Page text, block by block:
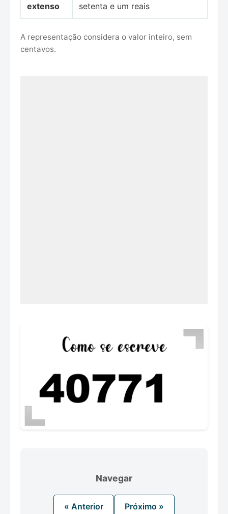
extenso
setenta e um reais
A representação considera o valor inteiro, sem
centavos.
Navegar
« Anterior Próximo »